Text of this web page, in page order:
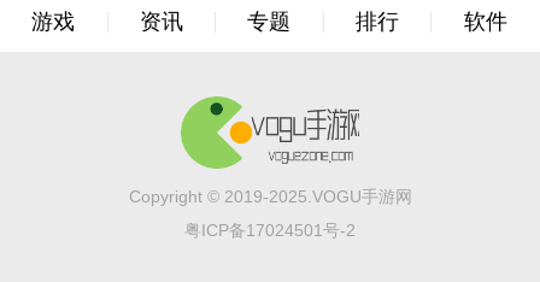
游戏 资讯 专题 排行 软件
Copyright © 2019-2025.VOGU手游网
粤ICP备17024501号-2